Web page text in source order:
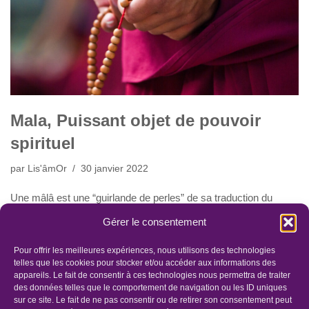
Gérer le consentement
Pour offrir les meilleures expériences, nous utilisons des technologies
telles que les cookies pour stocker et/ou accéder aux informations des
appareils. Le fait de consentir à ces technologies nous permettra de traiter
des données telles que le comportement de navigation ou les ID uniques
sur ce site. Le fait de ne pas consentir ou de retirer son consentement peut
Mala, Puissant objet de pouvoir
spirituel
par Lis'âmOr 30 janvier 2022
Une mâlâ est une “guirlande de perles” de sa traduction du
que”collier de fleur” ou encore “guirlande de méditation”.
Traditionnellement elle accompagne le pratiquant bouddhiste
lors de ses prières. Et sert à compter les répétitions de mantras.